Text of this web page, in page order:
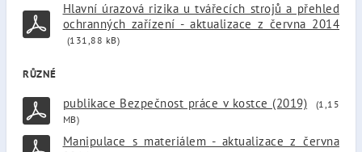
Hlavní úrazová rizika u tvářecích strojů a přehled
ochranných zařízení - aktualizace z června 2014
(131,88 kB)
RŮZNÉ
publikace Bezpečnost práce v kostce (2019)
(1,15
MB)
Manipulace s materiálem - aktualizace z června